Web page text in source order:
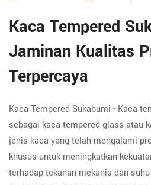
Kaca Tempered
Jaminan Kualitas
Terpercaya
Kaca Tempered Sukabumi - Kaca
sebagai kaca tempered glass atau
jenis kaca yang telah mengalami
khusus untuk meningkatkan
terhadap tekanan mekanis dan